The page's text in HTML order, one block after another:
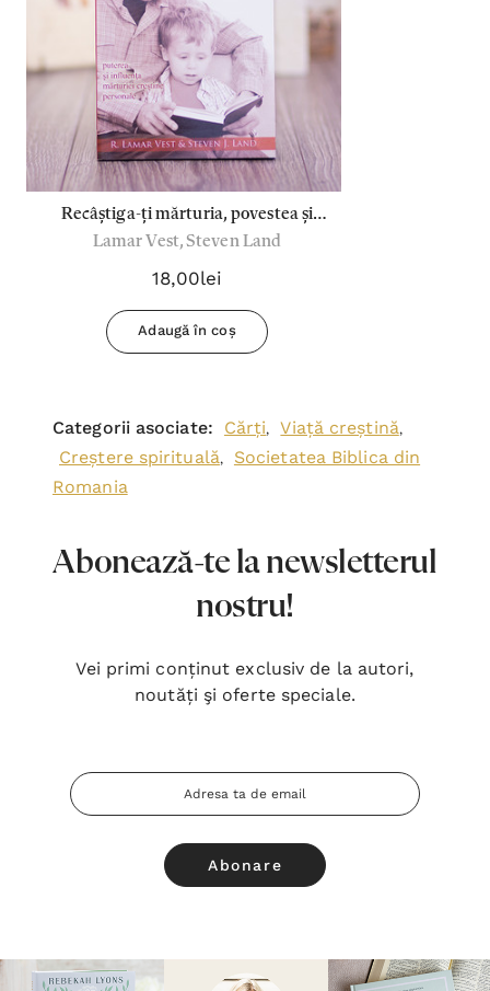
Recâștiga-ți mărturia, povestea și
credința!
Lamar Vest, Steven Land
18,00lei
Adaugă în coș
Categorii asociate: Cărți, Viață creștină,
Creștere spirituală,
Societatea Biblica din
Romania
Abonează-te la newsletterul
nostru!
Vei primi conținut exclusiv de la autori,
noutăți şi oferte speciale.
Adresa
Email